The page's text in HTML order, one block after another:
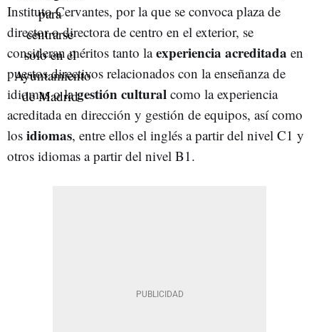
Instituto Cervantes, por la que se convoca plaza de
director o directora de centro en el exterior, se
consideran méritos tanto laexperiencia acreditada en
puestos directivos relacionados con la enseñanza de
idiomas o lagestión cultural como la experiencia
acreditada en dirección y gestión de equipos, así como
los idiomas, entre ellos el inglés a partir del nivel C1 y
otros idiomas a partir del nivel B1.